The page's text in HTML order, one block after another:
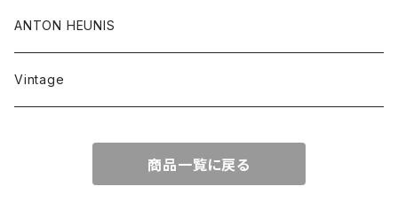
ANTON HEUNIS
Vintage
商品一覧に戻る